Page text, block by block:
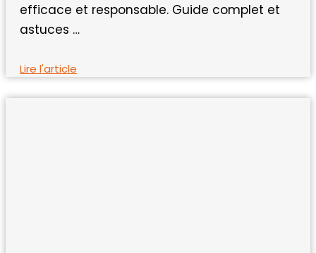
efficace et responsable. Guide complet et
astuces …
Lire l'article